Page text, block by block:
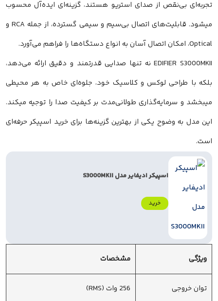
تجربه‌ای بی‌نقص از صدای استریو هستند، گزینه‌ای ایده‌آل محسوب
میشود. قابلیت‌های اتصال بی‌سیم و سیمی گسترده، از جمله RCA و
Optical، امکان اتصال آسان به انواع دستگاه‌ها را فراهم می‌آورد.
EDIFIER S3000MKII نه تنها صدایی قدرتمند و دقیق ارائه می‌دهد،
بلکه با طراحی لوکس و کلاسیک خود، جلوه‌ای خاص به هر محیطی
میبخشد و سرمایه‌گذاری طولانی‌مدت بر کیفیت صدا را توجیه میکند.
این مدل به وضوح یکی از بهترین گزینه‌ها برای خرید اسپیکر حرفه‌ای
است.
اسپیکر ادیفایر مدل S3000MKII
خرید
ویژگی مشخصات
توان خروجی 256 وات (RMS)